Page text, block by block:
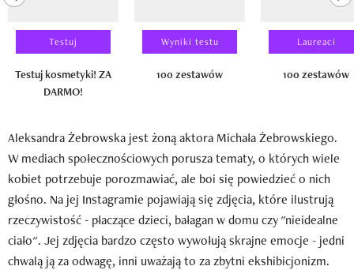
Testuj
Testuj kosmetyki! ZA
DARMO!
Wyniki testu
100 zestawów
Laureaci
100 zestawów
Aleksandra Żebrowska jest żoną aktora Michała Żebrowskiego.
W mediach społecznościowych porusza tematy, o których wiele
kobiet potrzebuje porozmawiać, ale boi się powiedzieć o nich
głośno. Na jej Instagramie pojawiają się zdjęcia, które ilustrują
rzeczywistość - płaczące dzieci, bałagan w domu czy "nieidealne
ciało". Jej zdjęcia bardzo często wywołują skrajne emocje - jedni
chwalą ją za odwagę, inni uważają to za zbytni ekshibicjonizm.